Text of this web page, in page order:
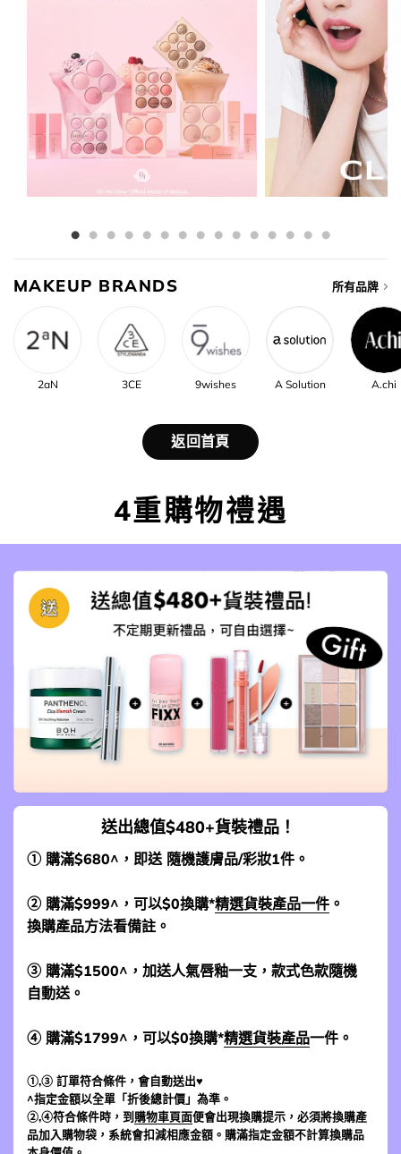
MAKEUP BRANDS 所有品牌
2aN 3CE 9wishes A Solution A.chi
返回首頁
4重購物禮遇
送出總值$480+貨裝禮品！
① 購滿$680^，即送 隨機護膚品/彩妝1件。
② 購滿$999^，可以$0換購*精選貨裝產品一件 。
換購產品方法看備註。
③ 購滿$1500^，加送人氣唇釉一支，款式色款隨機
自動送。
④ 購滿$1799^，可以$0換購*精選貨裝產品一件。
①,③ 訂單符合條件，會自動送出♥
^指定金額以全單「折後總計價」為準。
②,④符合條件時，到 購物車頁面便會出現換購提示，必須將換購產
品加入購物袋，系統會扣減相應金額。購滿指定金額不計算換購品